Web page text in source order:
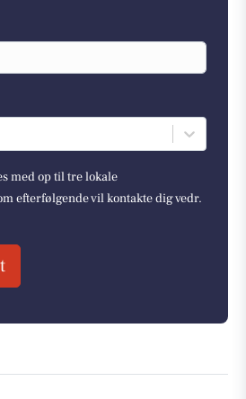
med op til tre lokale
efterfølgende vil kontakte dig vedr.